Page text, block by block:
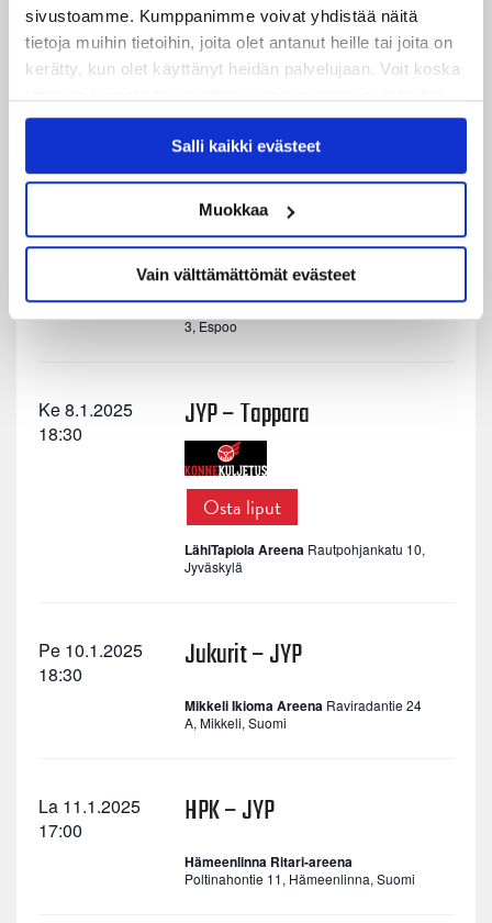
sivustoamme. Kumppanimme voivat yhdistää näitä
tietoja muihin tietoihin, joita olet antanut heille tai joita on
kerätty, kun olet käyttänyt heidän palvelujaan. Voit koska
käytöstäEvästeet-sivultamme.
Salli kaikki evästeet
Muokkaa
Vain välttämättömät evästeet
Pe 3.1.2025
18:30
JYP – TPS
Osta liput
LähiTapiola AreenaRautpohjankatu 10,
Jyväskylä
La 4.1.2025
K-Espoo – JYP
Espoo Metro AreenaUrheilupuistontie
3, Espoo
Ke 8.1.2025
18:30
JYP – Tappara
Osta liput
LähiTapiola Areena Rautpohjankatu 10,
Jyväskylä
Pe 10.1.2025
18:30
Jukurit – JYP
Mikkeli Ikioma Areena Raviradantie 24
A, Mikkeli, Suomi
La 11.1.2025
17:00
HPK – JYP
Hämeenlinna Ritari-areena
Poltinahontie 11, Hämeenlinna, Suomi